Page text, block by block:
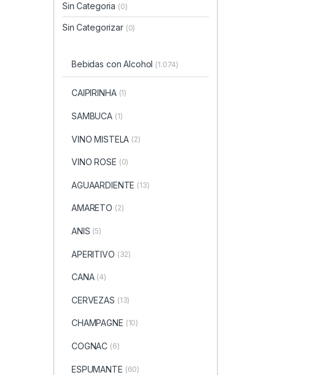
Sin Categoria (0)
Sin Categorizar (0)
Bebidas con Alcohol (1.074)
CAIPIRINHA (1)
SAMBUCA (1)
VINO MISTELA (2)
VINO ROSE (0)
AGUAARDIENTE (13)
AMARETO (2)
ANIS (5)
APERITIVO (32)
CANA (4)
CERVEZAS (13)
CHAMPAGNE (10)
COGNAC (6)
ESPUMANTE (60)